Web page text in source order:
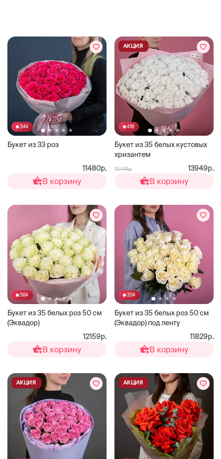
344
Букет из 33 роз
11480р.
В корзину
418
Букет из 35 белых кустовых
хризантем
АКЦИЯ
15 419р. 13949р.
В корзину
364
Букет из 35 белых роз 50 см
(Эквадор)
12159р.
В корзину
354
Букет из 35 белых роз 50 см
(Эквадор) под ленту
11829р.
В корзину
АКЦИЯ АКЦИЯ